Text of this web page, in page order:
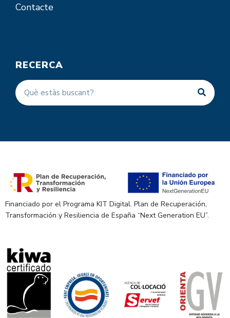
Contacte
RECERCA
Financiado por el Programa KIT Digital. Plan de Recuperación,
Transformación y Resiliencia de España “Next Generation EU”.